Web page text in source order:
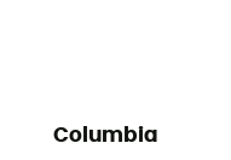
Columbia